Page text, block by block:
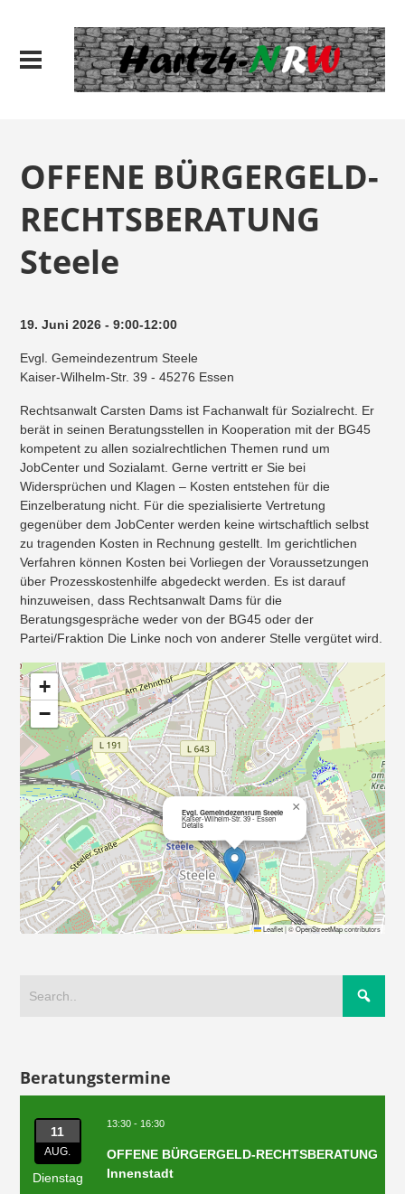
OFFENE BÜRGERGELD-
RECHTSBERATUNG
Steele
19. Juni 2026 - 9:00-12:00
Evgl. Gemeindezentrum Steele
Kaiser-Wilhelm-Str. 39 - 45276 Essen
Rechtsanwalt Carsten Dams ist Fachanwalt für Sozialrecht. Er
berät in seinen Beratungsstellen in Kooperation mit der BG45
kompetent zu allen sozialrechtlichen Themen rund um
JobCenter und Sozialamt. Gerne vertritt er Sie bei
Widersprüchen und Klagen – Kosten entstehen für die
Einzelberatung nicht. Für die spezialisierte Vertretung
gegenüber dem JobCenter werden keine wirtschaftlich selbst
zu tragenden Kosten in Rechnung gestellt. Im gerichtlichen
Verfahren können Kosten bei Vorliegen der Voraussetzungen
über Prozesskostenhilfe abgedeckt werden. Es ist darauf
hinzuweisen, dass Rechtsanwalt Dams für die
Beratungsgespräche weder von der BG45 oder der
Partei/Fraktion Die Linke noch von anderer Stelle vergütet wird.
Evgl. Gemeindezentrum Steele
Kaiser-Wilhelm-Str. 39 - Essen
Details
×
+
−
Leaflet |©OpenStreetMapcontributors
Beratungstermine
11
AUG.
Dienstag
13:30 - 16:30
OFFENE BÜRGERGELD-RECHTSBERATUNG
Innenstadt